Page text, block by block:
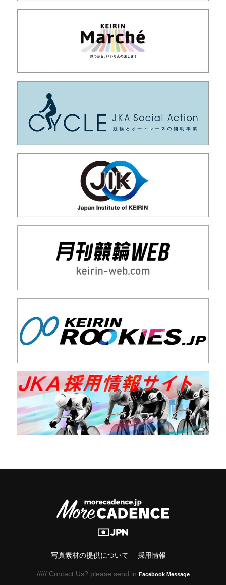
写真素材の提供について 採用情報
///// Contact Us? please send in Facebook Message